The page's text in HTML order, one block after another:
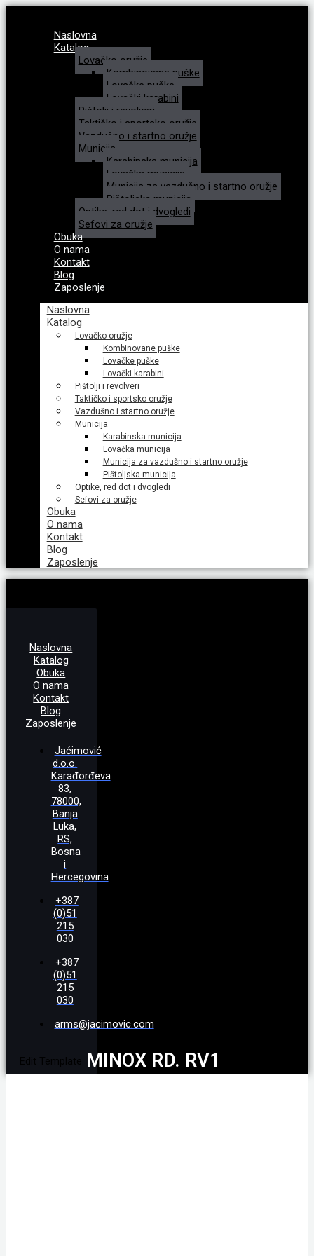
Naslovna
Katalog
Lovačko oružje
Kombinovane puške
Lovačke puške
Lovački karabini
Pištolji i revolveri
Taktičko i sportsko oružje
Vazdušno i startno oružje
Municija
Karabinska municija
Lovačka municija
Municija za vazdušno i startno oružje
Pištoljska municija
Optike, red dot i dvogledi
Sefovi za oružje
Obuka
O nama
Kontakt
Blog
Zaposlenje
Naslovna
Katalog
Lovačko oružje
Kombinovane puške
Lovačke puške
Lovački karabini
Pištolji i revolveri
Taktičko i sportsko oružje
Vazdušno i startno oružje
Municija
Karabinska municija
Lovačka municija
Municija za vazdušno i startno oružje
Pištoljska municija
Optike, red dot i dvogledi
Sefovi za oružje
Obuka
O nama
Kontakt
Blog
Zaposlenje
Naslovna
Katalog
Obuka
O nama
Kontakt
Blog
Zaposlenje
Jaćimović
d.o.o.
Karađorđeva
83,
78000,
Banja
Luka,
RS,
Bosna
i
Hercegovina
+387
(0)51
215
030
+387
(0)51
215
030
arms@jacimovic.com
Edit Template MINOX RD. RV1